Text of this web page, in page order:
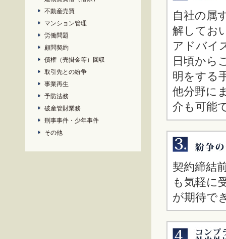
不動産売買
マンション管理
労働問題
顧問契約
債権（売掛金等）回収
取引先との紛争
事業再生
予防法務
破産管財業務
刑事事件・少年事件
その他
自社の属
解してお
アドバイ
日頃から
明をする
他分野に
介も可能
契約締結
も気軽に
が期待で